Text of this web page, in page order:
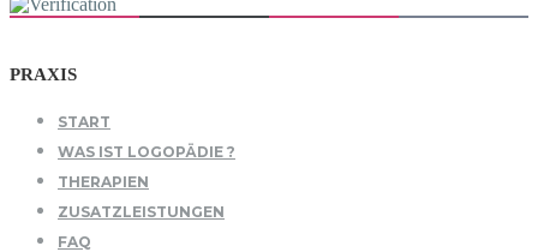
PRAXIS
START
WAS IST LOGOPÄDIE ?
THERAPIEN
ZUSATZLEISTUNGEN
FAQ